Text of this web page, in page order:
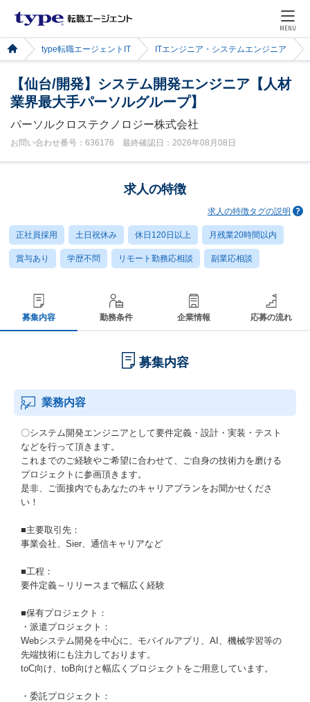
MENU
type転職エージェントIT ITエンジニア・システムエンジニア
【仙台/開発】システム開発エンジニア【人材
業界最大手パーソルグループ】
パーソルクロステクノロジー株式会社
お問い合わせ番号：636176 最終確認日：2026年08月08日
求人の特徴
求人の特徴タグの説明
正社員採用 土日祝休み 休日120日以上 月残業20時間以内
賞与あり 学歴不問 リモート勤務応相談 副業応相談
募集内容 勤務条件 企業情報 応募の流れ
募集内容
業務内容
〇システム開発エンジニアとして要件定義・設計・実装・テスト
などを行って頂きます。
これまでのご経験やご希望に合わせて、ご自身の技術力を磨ける
プロジェクトに参画頂きます。
是非、ご面接内でもあなたのキャリアプランをお聞かせくださ
い！
■主要取引先：
事業会社、Sier、通信キャリアなど
■工程：
要件定義～リリースまで幅広く経験
■保有プロジェクト：
・派遣プロジェクト：
Webシステム開発を中心に、モバイルアプリ、AI、機械学習等の
先端技術にも注力しております。
toC向け、toB向けと幅広くプロジェクトをご用意しています。
・委託プロジェクト：